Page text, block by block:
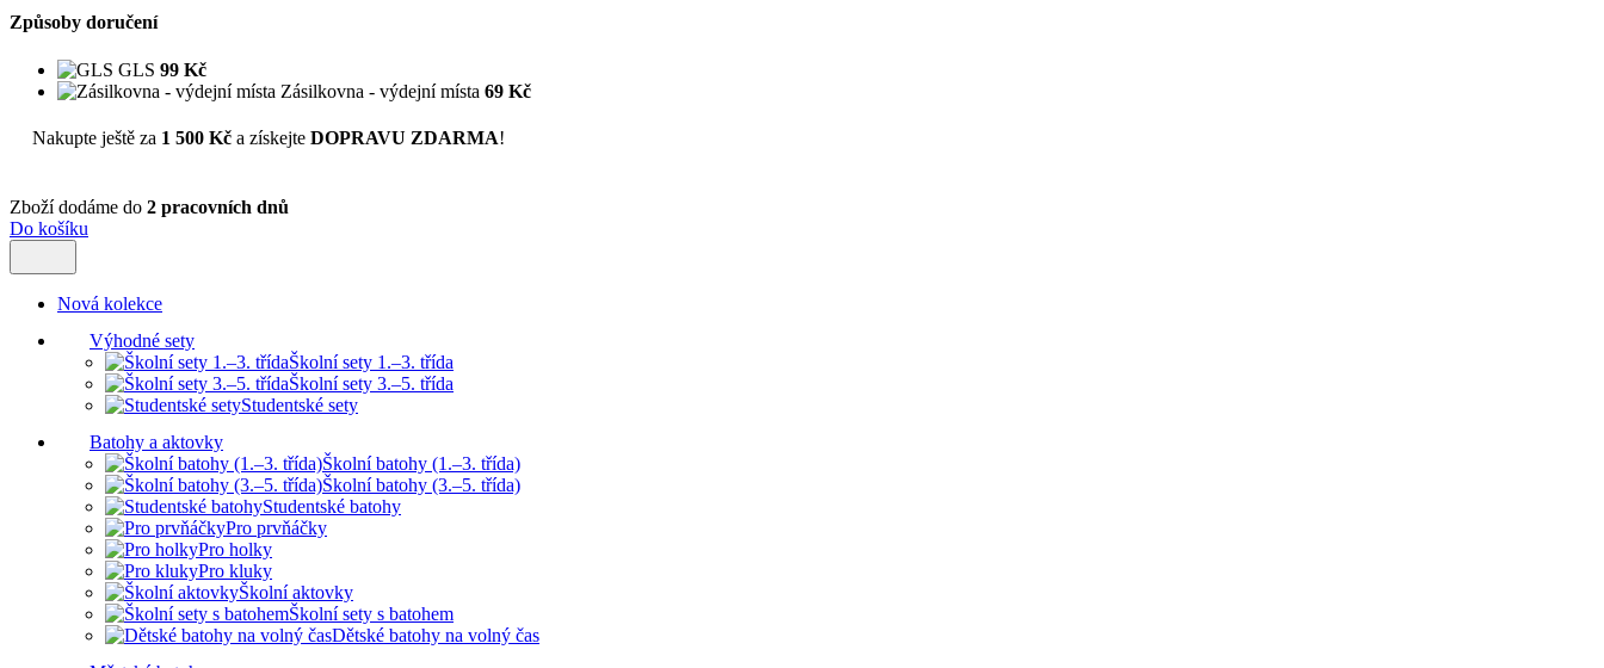
Způsoby doručení
GLS 99 Kč
Zásilkovna - výdejní místa 69 Kč
Nakupte ještě za 1 500 Kč a získejte DOPRAVU ZDARMA!
Zboží dodáme do 2 pracovních dnů
Do košíku
Nová kolekce
Výhodné sety
Školní sety 1.–3. třída
Školní sety 3.–5. třída
Studentské sety
Batohy a aktovky
Školní batohy (1.–3. třída)
Školní batohy (3.–5. třída)
Studentské batohy
Pro prvňáčky
Pro holky
Pro kluky
Školní aktovky
Školní sety s batohem
Dětské batohy na volný čas